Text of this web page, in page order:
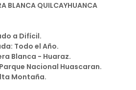
BLANCA QUILCAYHUANCA
a Difícil.
Todo el Año.
Blanca - Huaraz.
Nacional Huascaran.
Montaña.